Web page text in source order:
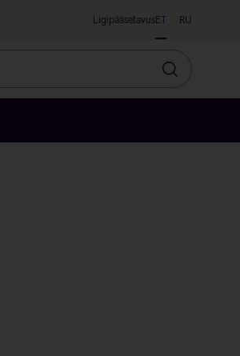
LigipääsetavusET RU
Otsin